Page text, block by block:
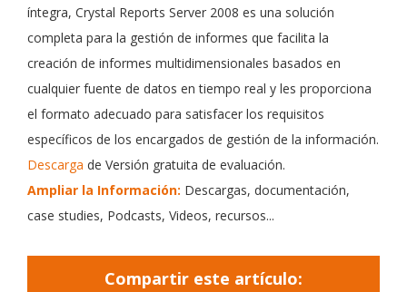
íntegra, Crystal Reports Server 2008 es una solución
completa para la gestión de informes que facilita la
creación de informes multidimensionales basados en
cualquier fuente de datos en tiempo real y les proporciona
el formato adecuado para satisfacer los requisitos
específicos de los encargados de gestión de la información.
Descarga de Versión gratuita de evaluación.
Ampliar la Información: Descargas, documentación,
case studies, Podcasts, Videos, recursos...
Compartir este artículo: